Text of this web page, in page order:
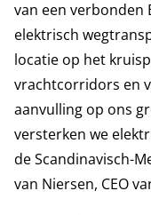
van een verbonden
elektrisch
locatie op het
vrachtcorridors en
aanvulling op ons
versterken we
de Scandinavisch-
van Niersen, CEO